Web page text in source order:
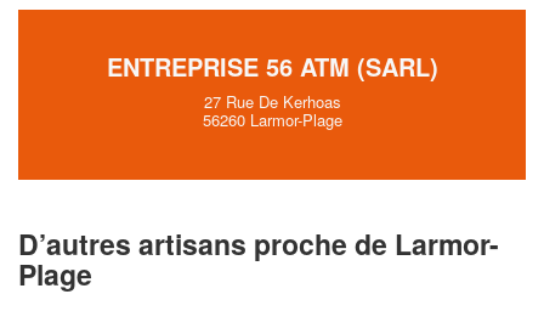
ENTREPRISE 56 ATM (SARL)
27 Rue De Kerhoas
56260 Larmor-Plage
D’autres artisans proche de Larmor-
Plage